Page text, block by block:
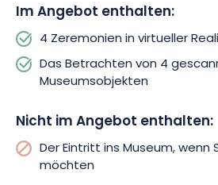
Im Angebot enthalten:
4 Zeremonien in virtueller
Das Betrachten von 4
Museumsobjekten
Nicht im Angebot enthalten:
Der Eintritt ins Museum, wenn
möchten